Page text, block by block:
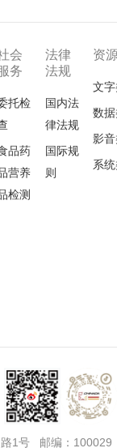
会
务
托检
品药
营养
检测
法律
法规
国内法
律法规
国际规
则
资
文
数
影
系
1号 邮编：100029